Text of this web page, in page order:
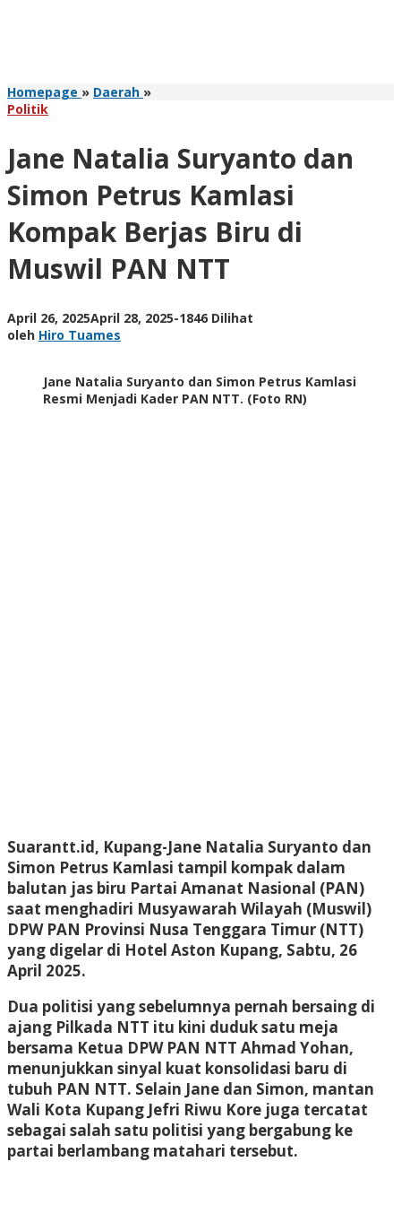
Homepage » Daerah »Jane
Simon
Kamlasi
Kompak
Berjas
Biru
di
Muswil
NTT
Politik
Jane Natalia Suryanto dan
Simon Petrus Kamlasi
Kompak Berjas Biru di
Muswil PAN NTT
April 26, 2025April 28, 2025oleh
-1846 Dilihat
oleh Hiro Tuames
Jane Natalia Suryanto dan Simon Petrus Kamlasi
Resmi Menjadi Kader PAN NTT. (Foto RN)
Suarantt.id, Kupang-Jane Natalia Suryanto dan
Simon Petrus Kamlasi tampil kompak dalam
balutan jas biru Partai Amanat Nasional (PAN)
saat menghadiri Musyawarah Wilayah (Muswil)
DPW PAN Provinsi Nusa Tenggara Timur (NTT)
yang digelar di Hotel Aston Kupang, Sabtu, 26
April 2025.
Dua politisi yang sebelumnya pernah bersaing di
ajang Pilkada NTT itu kini duduk satu meja
bersama Ketua DPW PAN NTT Ahmad Yohan,
menunjukkan sinyal kuat konsolidasi baru di
tubuh PAN NTT. Selain Jane dan Simon, mantan
Wali Kota Kupang Jefri Riwu Kore juga tercatat
sebagai salah satu politisi yang bergabung ke
partai berlambang matahari tersebut.